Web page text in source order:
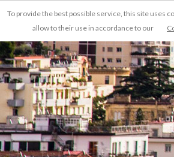
To provide the best possible service, this site uses
allow to their use in accordance to our